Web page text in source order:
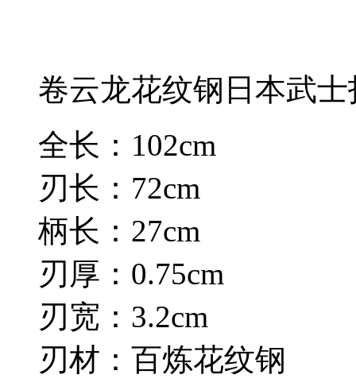
卷云龙花纹钢日本武士
全长：102cm
刃长：72cm
柄长：27cm
刃厚：0.75cm
刃宽：3.2cm
刃材：百炼花纹钢